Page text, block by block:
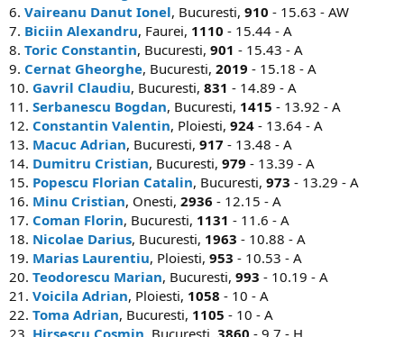
6. Vaireanu Danut Ionel, Bucuresti, 910 - 15.63 - AW
7. Biciin Alexandru, Faurei, 1110 - 15.44 - A
8. Toric Constantin, Bucuresti, 901 - 15.43 - A
9. Cernat Gheorghe, Bucuresti, 2019 - 15.18 - A
10. Gavril Claudiu, Bucuresti, 831 - 14.89 - A
11. Serbanescu Bogdan, Bucuresti, 1415 - 13.92 - A
12. Constantin Valentin, Ploiesti, 924 - 13.64 - A
13. Macuc Adrian, Bucuresti, 917 - 13.48 - A
14. Dumitru Cristian, Bucuresti, 979 - 13.39 - A
15. Popescu Florian Catalin, Bucuresti, 973 - 13.29 - A
16. Minu Cristian, Onesti, 2936 - 12.15 - A
17. Coman Florin, Bucuresti, 1131 - 11.6 - A
18. Nicolae Darius, Bucuresti, 1963 - 10.88 - A
19. Marias Laurentiu, Ploiesti, 953 - 10.53 - A
20. Teodorescu Marian, Bucuresti, 993 - 10.19 - A
21. Voicila Adrian, Ploiesti, 1058 - 10 - A
22. Toma Adrian, Bucuresti, 1105 - 10 - A
23. Hirsescu Cosmin, Bucuresti, 3860 - 9.7 - H